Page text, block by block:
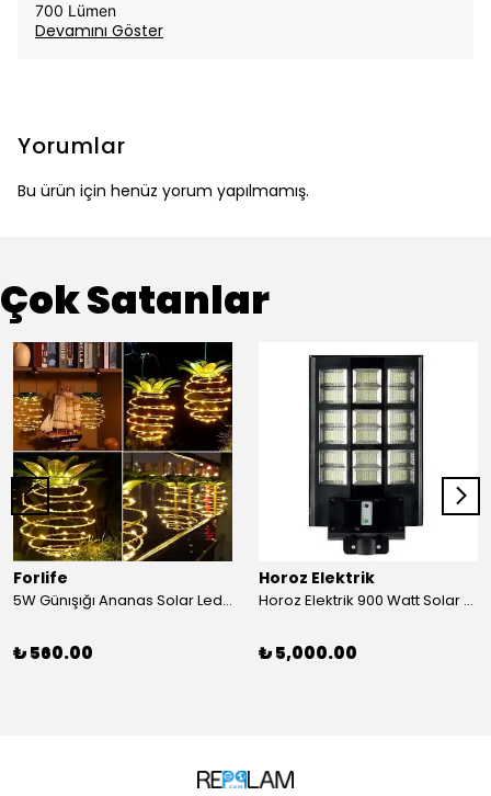
700 Lümen
Devamını Göster
Yorumlar
Bu ürün için henüz yorum yapılmamış.
Çok Satanlar
Forlife
5W Günışığı Ananas Solar Led Aydınlatma Bahçe Balkon Aydınlatma
₺ 560.00
Horoz Elektrik
Horoz Elektrik 900 Watt Solar Sokak Armatürü Beyaz Işık
₺ 5,000.00